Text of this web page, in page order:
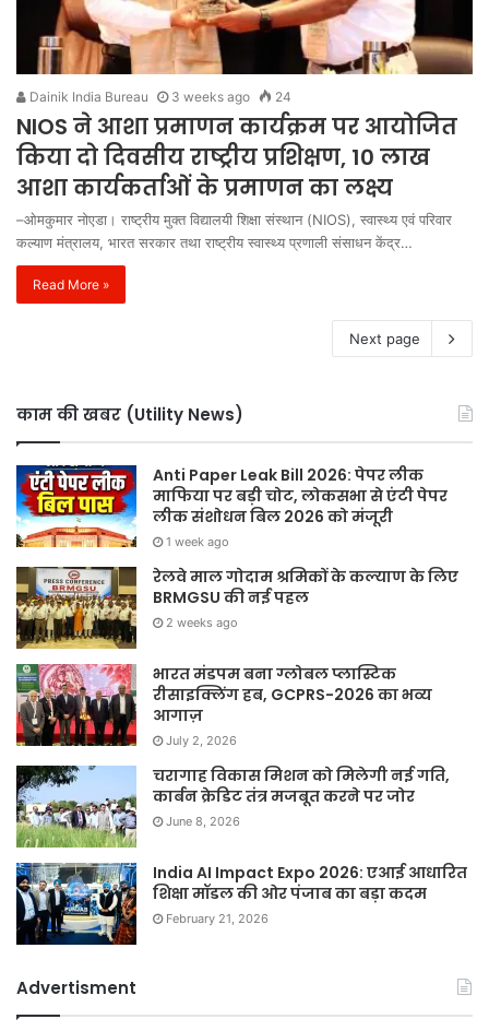
Dainik India Bureau 3 weeks ago 24
NIOS ने आशा प्रमाणन कार्यक्रम पर आयोजित
किया दो दिवसीय राष्ट्रीय प्रशिक्षण, 10 लाख
आशा कार्यकर्ताओं के प्रमाणन का लक्ष्य
–ओमकुमार नोएडा। राष्ट्रीय मुक्त विद्यालयी शिक्षा संस्थान (NIOS), स्वास्थ्य एवं परिवार
कल्याण मंत्रालय, भारत सरकार तथा राष्ट्रीय स्वास्थ्य प्रणाली संसाधन केंद्र…
Read More »
Next page
काम की खबर (Utility News)
Anti Paper Leak Bill 2026: पेपर लीक
माफिया पर बड़ी चोट, लोकसभा से एंटी पेपर
लीक संशोधन बिल 2026 को मंजूरी
1 week ago
रेलवे माल गोदाम श्रमिकों के कल्याण के लिए
BRMGSU की नई पहल
2 weeks ago
भारत मंडपम बना ग्लोबल प्लास्टिक
रीसाइक्लिंग हब, GCPRS-2026 का भव्य
आगाज़
July 2, 2026
चरागाह विकास मिशन को मिलेगी नई गति,
कार्बन क्रेडिट तंत्र मजबूत करने पर जोर
June 8, 2026
India AI Impact Expo 2026: एआई आधारित
शिक्षा मॉडल की ओर पंजाब का बड़ा कदम
February 21, 2026
Advertisment